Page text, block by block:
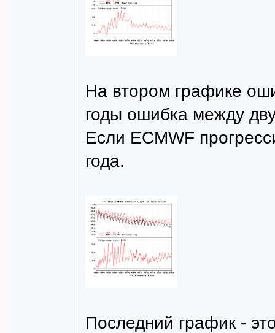
На втором графике
годы ошибка между
Если ECMWF
года.
Последний график -